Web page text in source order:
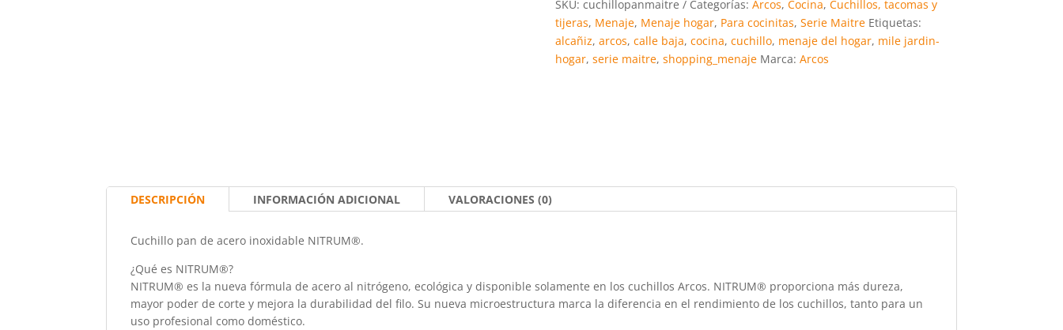
e
b
er l s
A
p
e
st
p
ar
tir
SKU: cuchillopanmaitre Categorías: Arcos, Cocina, Cuchillos, tacomas y
tijeras, Menaje, Menaje hogar, Para cocinitas, Serie Maitre Etiquetas:
alcañiz, arcos, calle baja, cocina, cuchillo, menaje del hogar, mile jardin-
hogar, serie maitre, shopping_menaje Marca: Arcos
DESCRIPCIÓN INFORMACIÓN ADICIONAL VALORACIONES (0)
Cuchillo pan de acero inoxidable NITRUM®.
¿Qué es NITRUM®?
NITRUM® es la nueva fórmula de acero al nitrógeno, ecológica y disponible solamente en los cuchillos Arcos. NITRUM® proporciona más dureza,
mayor poder de corte y mejora la durabilidad del filo. Su nueva microestructura marca la diferencia en el rendimiento de los cuchillos, tanto para un
uso profesional como doméstico.